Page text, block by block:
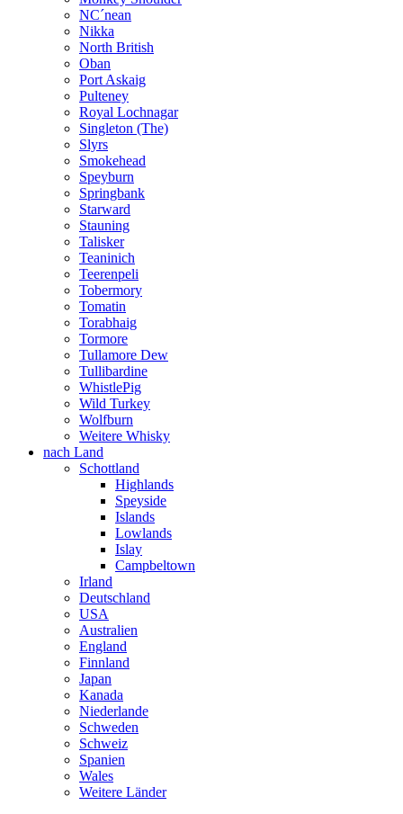
NC´nean
Nikka
North British
Oban
Port Askaig
Pulteney
Royal Lochnagar
Singleton (The)
Slyrs
Smokehead
Speyburn
Springbank
Starward
Stauning
Talisker
Teaninich
Teerenpeli
Tobermory
Tomatin
Torabhaig
Tormore
Tullamore Dew
Tullibardine
WhistlePig
Wild Turkey
Wolfburn
Weitere Whisky
nach Land
Schottland
Highlands
Speyside
Islands
Lowlands
Islay
Campbeltown
Irland
Deutschland
USA
Australien
England
Finnland
Japan
Kanada
Niederlande
Schweden
Schweiz
Spanien
Wales
Weitere Länder